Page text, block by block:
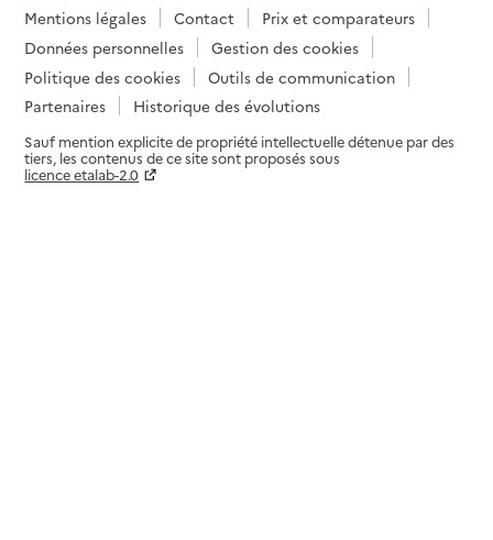
Mentions légales
Contact
Prix et comparateurs
Données personnelles
Gestion des cookies
Politique des cookies
Outils de communication
Partenaires
Historique des évolutions
Sauf mention explicite de propriété intellectuelle détenue par des
tiers, les contenus de ce site sont proposés sous
licence etalab-2.0